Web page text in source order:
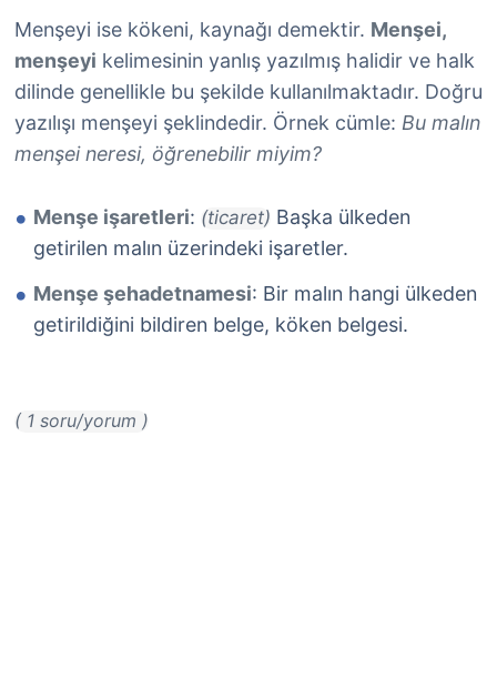
Menşeyi ise kökeni, kaynağı demektir. Menşei,
menşeyi kelimesinin yanlış yazılmış halidir ve halk
dilinde genellikle bu şekilde kullanılmaktadır. Doğru
yazılışı menşeyi şeklindedir. Örnek cümle: Bu malın
menşei neresi, öğrenebilir miyim?
Menşe işaretleri: (ticaret) Başka ülkeden
getirilen malın üzerindeki işaretler.
Menşe şehadetnamesi: Bir malın hangi ülkeden
getirildiğini bildiren belge, köken belgesi.
( 1 soru/yorum )